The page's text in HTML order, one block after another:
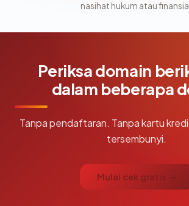
nasihat hukum atau
Periksa domain
dalam beberapa
Tanpa pendaftaran. Tanpa kartu
tersembunyi.
Mulai cek gratis →